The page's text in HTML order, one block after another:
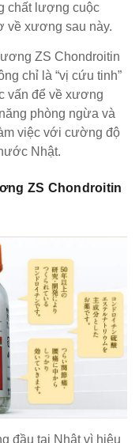
chất lượng cuộc
về xương sau này.
ZS Chondroitin
chỉ là “vị cứu tinh”
vấn để về xương
phòng ngừa và
việc với cường độ
Nhật.
ZS Chondroitin
đầu tại Nhật vì hiệu